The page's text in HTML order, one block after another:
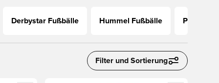
Derbystar Fußbälle Hummel Fußbälle Premier
Filter und Sortierung